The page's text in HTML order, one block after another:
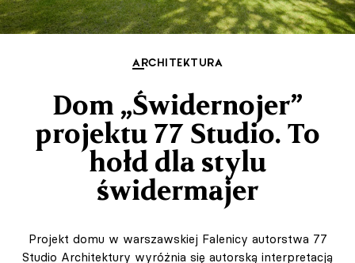
ARCHITEKTURA
Dom „Świdernojer”
projektu 77 Studio. To
hołd dla stylu
świdermajer
Projekt domu w warszawskiej Falenicy autorstwa 77
Studio Architektury wyróżnia się autorską interpretacją